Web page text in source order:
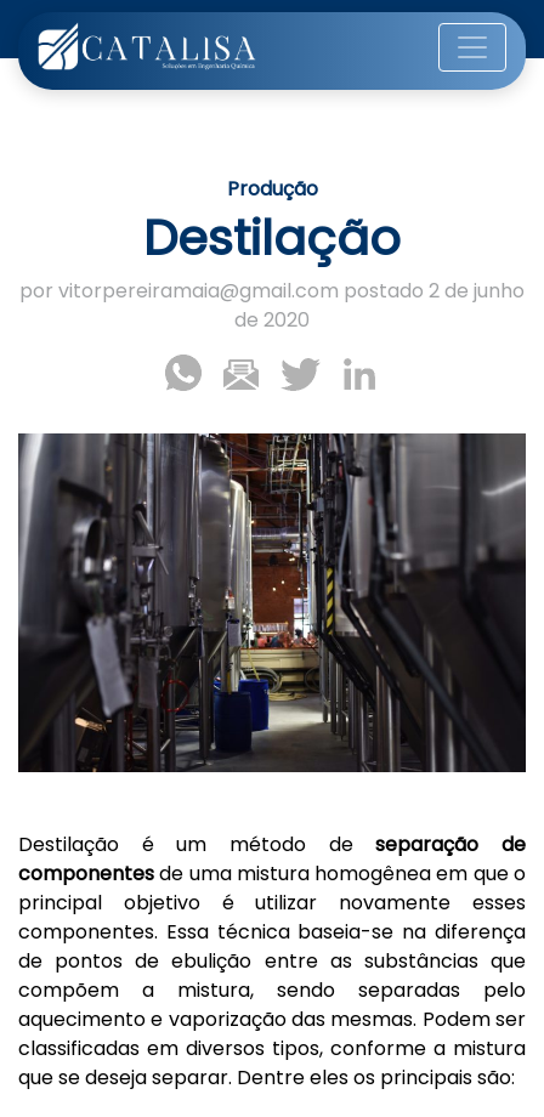
Produção
Destilação
por vitorpereiramaia@gmail.com postado 2 de junho
de 2020
Destilação é um método deseparação de
componentesde uma mistura homogênea em que o
principal objetivo é utilizar novamente esses
componentes. Essa técnica baseia-se na diferença
de pontos de ebulição entre as substâncias que
compõem a mistura, sendo separadas pelo
aquecimento e vaporização das mesmas. Podem ser
classificadas em diversos tipos, conforme a mistura
que se deseja separar. Dentre eles os principais são: